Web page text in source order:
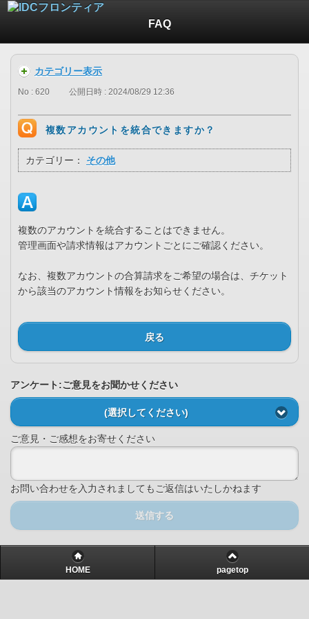
FAQ
カテゴリー表示
No : 620 公開日時 : 2024/08/29 12:36
複数アカウントを統合できますか？
カテゴリー： その他
複数のアカウントを統合することはできません。
管理画面や請求情報はアカウントごとにご確認ください。
なお、複数アカウントの合算請求をご希望の場合は、チケット
から該当のアカウント情報をお知らせください。
戻る
アンケート:ご意見をお聞かせください
(選択してください)
ご意見・ご感想をお寄せください
お問い合わせを入力されましてもご返信はいたしかねます
送信する
HOME pagetop